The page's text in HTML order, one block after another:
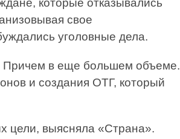
которые отказывались
свое
уголовные дела.
Причем в еще большем объеме.
и создания ОТГ, который
цели, выясняла «Страна».